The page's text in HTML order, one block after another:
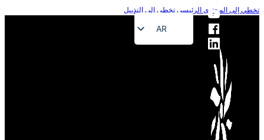
المحتوى الرئيسيتخطي إلى التذييل
EN